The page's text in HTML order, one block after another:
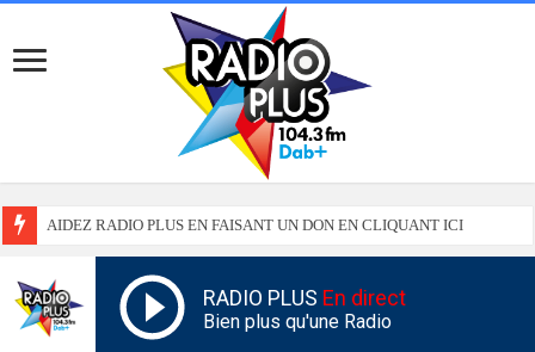
AIDEZ RADIO PLUS EN FAISANT UN DON EN CLIQUANT ICI
RADIO PLUS En direct
Bien plus qu'une Radio